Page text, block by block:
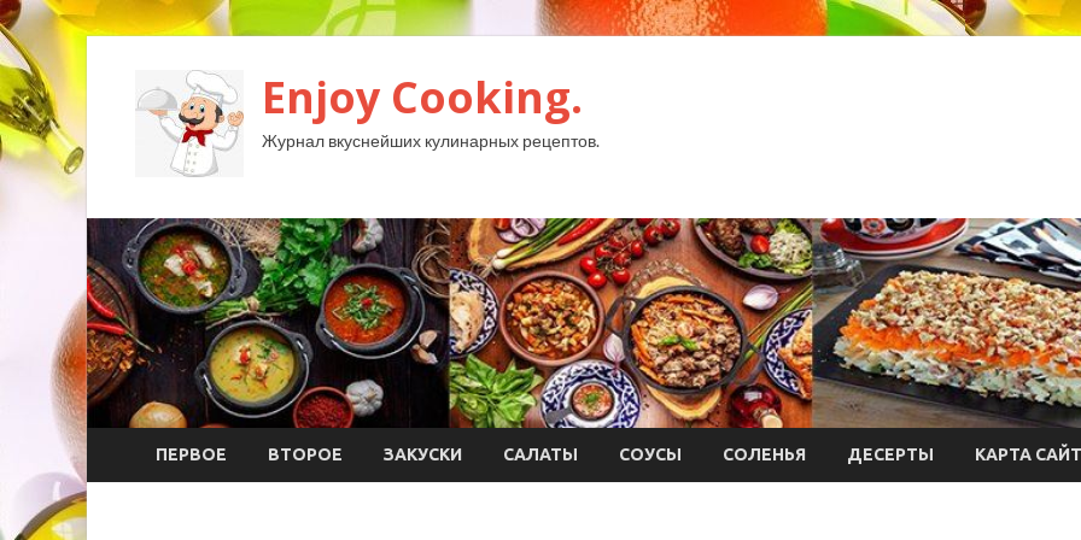
Enjoy Cooking.
Журнал вкуснейших кулинарных рецептов.
ПЕРВОЕ ВТОРОЕ ЗАКУСКИ САЛАТЫ СОУСЫ СОЛЕНЬЯ ДЕСЕРТЫ КАРТА